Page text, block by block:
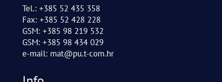
Tel.: +385 52 435 358
Fax: +385 52 428 228
GSM: +385 98 219 532
GSM: +385 98 434 029
e-mail: mat@pu.t-com.hr